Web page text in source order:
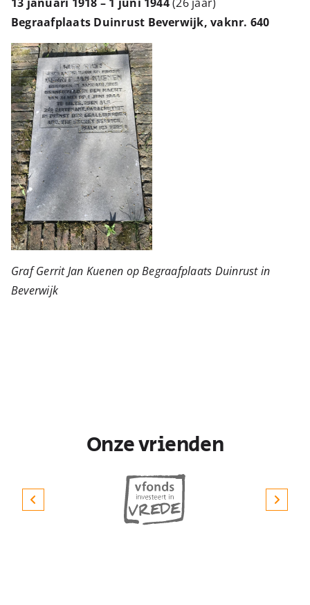
Begraafplaats Duinrust Beverwijk, vaknr. 640
Graf Gerrit Jan Kuenen op Begraafplaats Duinrust in
Beverwijk
Onze vrienden